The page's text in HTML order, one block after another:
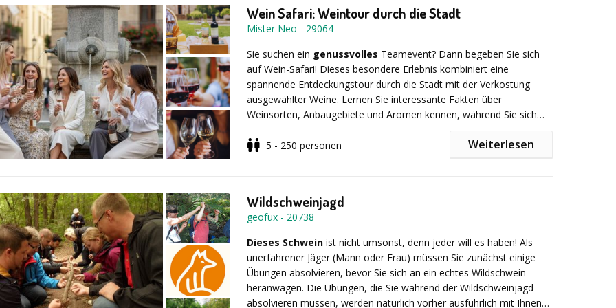
Kommunikation und Koordination: Abstimmung im eigenen Team
und mit anderen Teams führt zum Erfolg.
Ihre Vorteile: Das Event fördert Teamgeist und Zusammenarbeit,
während alle Beteiligten ihre Stärken einbringen können. Nehmen Sie
wertvolle Erkenntnisse und jede Menge Spaß mit zurück in den
Arbeitsalltag – und erleben Sie, wie Ihr Team über sich hinauswächst.
Verpassen Sie nicht diese einzigartige Gelegenheit, um Ihr Team zu
inspirieren und zusammenzuführen!
Wein Safari: Weintour durch die Stadt
Mister Neo - 29064
Sie suchen ein genussvolles Teamevent? Dann begeben Sie sich
auf Wein-Safari! Dieses besondere Erlebnis kombiniert eine
spannende Entdeckungstour durch die Stadt mit der Verkostung
ausgewählter Weine. Lernen Sie interessante Fakten über
Weinsorten, Anbaugebiete und Aromen kennen, während Sie sich
tauschen Sie sich mit Ihren Kollegen aus und entdecken Sie
Entdeckungsreise?
5 - 250 personen Weiterlesen
Wildschweinjagd
geofux - 20738
Dieses Schwein ist nicht umsonst, denn jeder will es haben! Als
unerfahrener Jäger (Mann oder Frau) müssen Sie zunächst einige
Übungen absolvieren, bevor Sie sich an ein echtes Wildschwein
heranwagen. Die Übungen, die Sie während der Wildschweinjagd
absolvieren müssen, werden natürlich vorher ausführlich mit Ihnen